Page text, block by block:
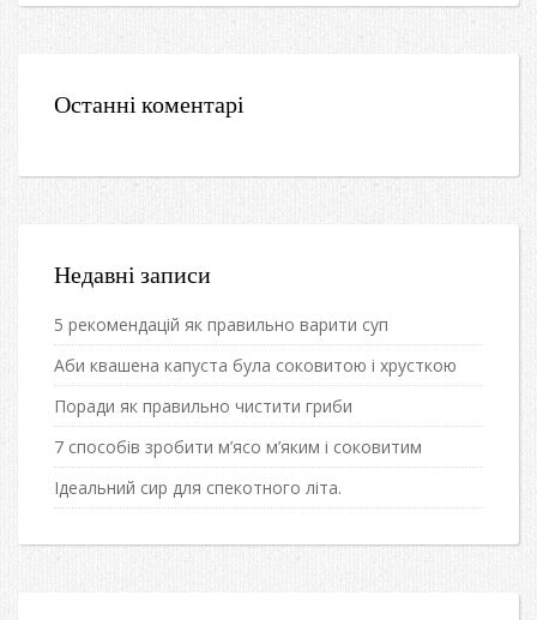
Останні коментарі
Недавні записи
5 рекомендацій як правильно варити суп
Аби квашена капуста була соковитою і хрусткою
Поради як правильно чистити гриби
7 способів зробити м’ясо м’яким і соковитим
Ідеальний сир для спекотного літа.